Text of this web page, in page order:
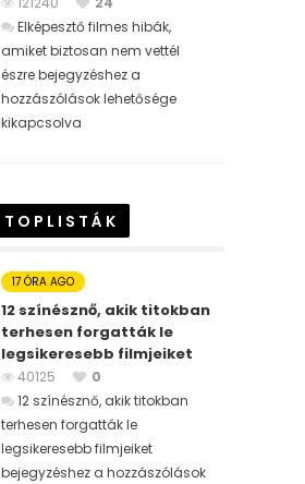
Elképesztő filmes hibák,
amiket biztosan nem vettél
észre bejegyzéshez a
hozzászólások lehetősége
kikapcsolva
TOPLISTÁK
17 ÓRA AGO
12 színésznő, akik titokban
terhesen forgatták le
legsikeresebb filmjeiket
40125
0
12 színésznő, akik titokban
terhesen forgatták le
legsikeresebb filmjeiket
bejegyzéshez a hozzászólások